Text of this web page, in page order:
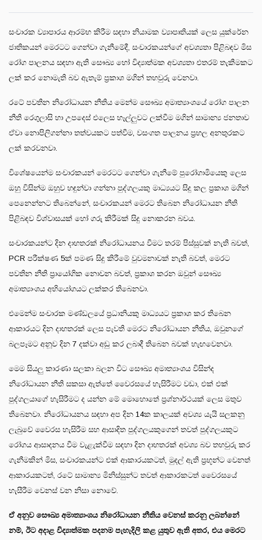
සංචාරක ව්‍යාපාරය ආරම්භ කිරීම සඳහා නියාමක ව්‍යාපෘතියක් ලෙස යුක්රේන
ජාතිකයන් මෙරටට ගෙන්වා ගැනීමේදී, සංචාරකයන්ගේ අවශ්‍යතා පිළිබඳව මිස
රෝග පාලනය සඳහා ඇති සෞඛ්‍ය හෝ විද්‍යාත්මක අවශ්‍යතා එතරම් තැකීමකට
ලක් කර නොමැති බව ඇතැම් ප්‍රකාශ මගින් තහවුරු වෙනවා.
රටේ පවතින නිරෝධායන නීතිය මෙන්ම සෞඛ්‍ය අමාත්‍යාංශයේ රෝග පාලන
නීති රෙගුලාසි හා උපදෙස් එලෙස හෑල්ලුවට ලක්වීම මගින් සාමාන්‍ය ජනතාව
ඒවා නොපිලිගන්නා තත්වයකට පත්වීම, වසංගත පාලනය ප්‍රභල අනතුරකට
ලක් කරවනවා.
විශේෂයෙන්ම සංචාරකයන් මෙරටට ගෙන්වා ගැනීමේ පුරෝගාමියෙකු ලෙස
ඔහු විසින්ම ඔහුව හඳුන්වා ගන්නා පුද්ගලයකු මාධ්‍යයට සිදු කල ප්‍රකාශ මගින්
පෙනෙන්නට තිබෙන්නේ, සංචාරකයන් මෙරට තිබෙන නිරෝධායන නීති
පිළිබඳව විශ්වාසයක් හෝ ගරු කිරීමක් සිදු නොකරන බවය.
සංචාරකයන්ට දින දාහතරක් නිරෝධායනය වීමට තරම් පිස්සුවක් නැති බවත්,
PCR පරීක්ෂණ 5ක් පමණ සිදු කිරීමේ වුවමනාවක් නැති බවත්, මෙරට
පවතින නීති ප්‍රායෝගික නොවන බවත්, ප්‍රකාශ කරන ඔවුන් සෞඛ්‍ය
අමාත්‍යාංශය අභියෝගයට ලක්කර තිබෙනවා.
එමෙන්ම සංචාරක මණ්ඩලයේ ප්‍රධානියකු මාධ්‍යයට ප්‍රකාශ කර තිබෙන
ආකාරයට දින දාහතරක් ලෙස පැවති මෙරට නිරෝධායන නීතිය, ඔවුනගේ
බලපෑමට අනූව දින 7 දක්වා අඩු කර ලබාදී තිබෙන බවක් හැඟවෙනවා.
මෙම සියලු කාරණා සලකා බලන විට සෞඛ්‍ය අමාත්‍යාංශය විසින්ද
නිරෝධායන නීති සකසා ඇත්තේ වෛරසයේ හැසිරීමට වඩා, එක් එක්
පුද්ගලයාගේ හැසිරීමට ද යන්න මේ මොහොතේ ප්‍රශ්නාර්ථයක් ලෙස මතුව
තිබෙනවා. නිරෝධායනය සඳහා අප දින 14ක කාලයක් අවශ්‍ය යැයි සලකනු
ලැබුවේ වෛරස හැසිරීම සහ ආසාදිත පුද්ගලයකුගෙන් තවත් පුද්ගලයකුට
රෝගය ආසාදනය වීම වැළැක්වීම සඳහා දින දාහතරක් අවශ්‍ය බව තහවුරු කර
ගැනීමකින් මිස, සංචාරකයන්ට එක් ආකාරයකටත්, මුදල් ඇති ප්‍රභූන්ට වෙනත්
ආකාරයකටත්, රටේ සාමාන්‍ය මිනිස්සුන්ට තවත් ආකාරකටත් වෛරසයේ
හැසීරීම වෙනස් වන නිසා නොවේ.
ඒ අනුව සෞඛ්‍ය අමාත්‍යාංශය නිරෝධායන නීතිය වෙනස් කරනු ලබන්නේ
නම්, ඊට අදාළ විද්‍යාත්මක පදනම පැහැදිලි කළ යුතුව ඇති අතර, එය මෙරට